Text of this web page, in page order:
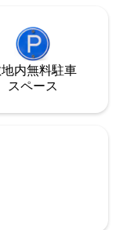
内無料駐⁠車
ス⁠ペ⁠ー⁠ス